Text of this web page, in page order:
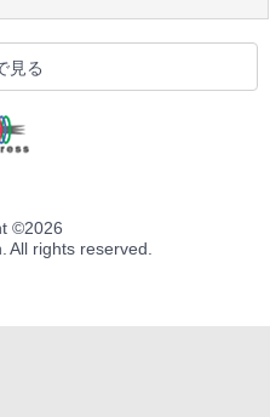
見る
©2026
All rights reserved.